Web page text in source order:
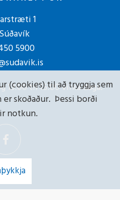
1
5900
13:00 til 15:00 virka daga.
(cookies) til að tryggja sem
skoðaður. Þessi borði
notkun.